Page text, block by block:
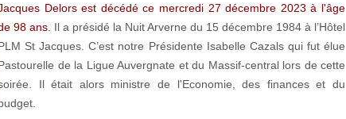
Delors est décédé ce mercredi 27 décembre 2023 à l'âge
98 ans. Il a présidé la Nuit Arverne du 15 décembre 1984 à l’Hôtel
St Jacques. C’est notre Présidente Isabelle Cazals qui fut élue
de la Ligue Auvergnate et du Massif-central lors de cette
Il était alors ministre de l'Economie, des finances et du